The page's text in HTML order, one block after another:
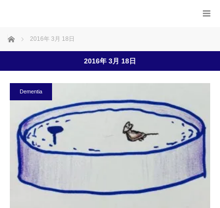
ホーム 2016年 3月 18日
2016年 3月 18日
Dementia